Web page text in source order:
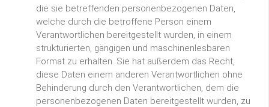
die sie betreffenden personenbezogenen Daten,
welche durch die betroffene Person einem
Verantwortlichen bereitgestellt wurden, in einem
strukturierten, gängigen und maschinenlesbaren
Format zu erhalten. Sie hat außerdem das Recht,
diese Daten einem anderen Verantwortlichen ohne
Behinderung durch den Verantwortlichen, dem die
personenbezogenen Daten bereitgestellt wurden, zu